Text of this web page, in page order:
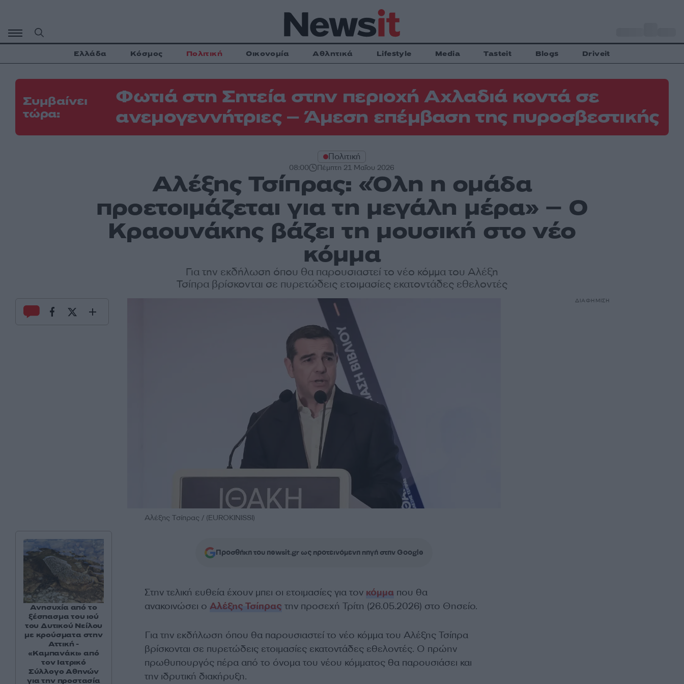
περιεχόμενο
Ελλάδα Κόσμος Πολιτική Οικονομία Αθλητικά Lifestyle Media Tasteit Blogs Driveit
Συμβαίνει
τώρα:
Φωτιά στη Σητεία στην περιοχή Αχλαδιά κοντά σε
ανεμογεννήτριες – Άμεση επέμβαση της πυροσβεστικής
Πολιτική
08:00 Πέμπτη 21 Μαΐου 2026
Αλέξης Τσίπρας: «Όλη η ομάδα
προετοιμάζεται για τη μεγάλη μέρα» – Ο
Κραουνάκης βάζει τη μουσική στο νέο
κόμμα
Για την εκδήλωση όπου θα παρουσιαστεί το νέο κόμμα του Αλέξη
Τσίπρα βρίσκονται σε πυρετώδεις ετοιμασίες εκατοντάδες εθελοντές
Αλέξης Τσίπρας / (EUROKINISSI)
Προσθήκη του newsit.gr ως προτεινόμενη πηγή στην Google
Στην τελική ευθεία έχουν μπει οι ετοιμασίες για τον κόμμαπου θα
ανακοινώσει ο Αλέξης Τσίπρας την προσεχή Τρίτη (26.05.2026) στο Θησείο.
Για την εκδήλωση όπου θα παρουσιαστεί το νέο κόμμα του Αλέξης Τσίπρα
βρίσκονται σε πυρετώδεις ετοιμασίες εκατοντάδες εθελοντές. Ο πρώην
πρωθυπουργός πέρα από το όνομα του νέου κόμματος θα παρουσιάσει και
την ιδρυτική διακήρυξη.
Ανησυχία από το
ξέσπασμα του ιού
του Δυτικού Νείλου
με κρούσματα στην
Αττική -
«Καμπανάκι» από
τον Ιατρικό
Σύλλογο Αθηνών
για την προστασία
ΔΙΑΦΗΜΙΣΗ